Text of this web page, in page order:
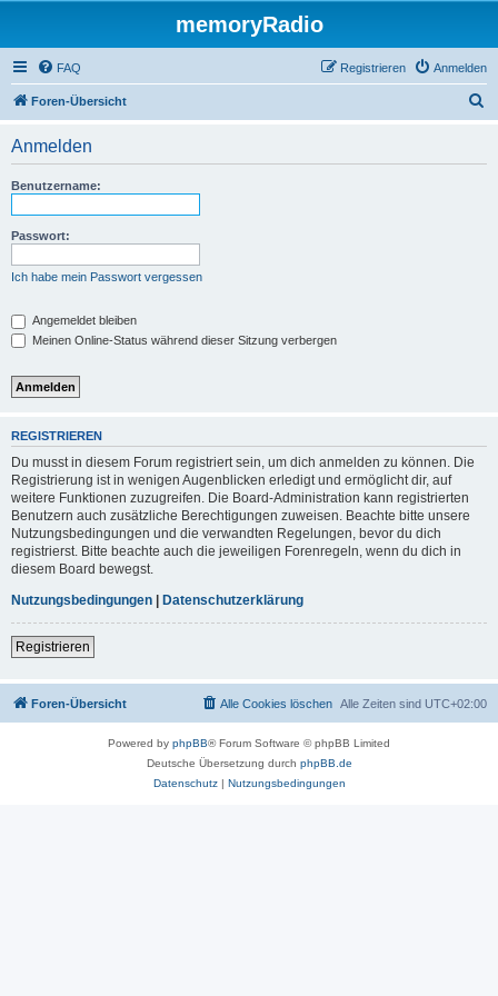
memoryRadio
FAQ Anmelden
Registrieren
Foren-Übersicht
Anmelden
Benutzername:
Passwort:
Ich habe mein Passwort vergessen
Angemeldet bleiben
Meinen Online-Status während dieser Sitzung verbergen
REGISTRIEREN
Du musst in diesem Forum registriert sein, um dich anmelden zu können. Die
Registrierung ist in wenigen Augenblicken erledigt und ermöglicht dir, auf
weitere Funktionen zuzugreifen. Die Board-Administration kann registrierten
Benutzern auch zusätzliche Berechtigungen zuweisen. Beachte bitte unsere
Nutzungsbedingungen und die verwandten Regelungen, bevor du dich
registrierst. Bitte beachte auch die jeweiligen Forenregeln, wenn du dich in
diesem Board bewegst.
Nutzungsbedingungen | Datenschutzerklärung
Registrieren
Foren-Übersicht Alle Zeiten sind UTC+02:00
Alle Cookies löschen
Powered by phpBB® Forum Software © phpBB Limited
Deutsche Übersetzung durch phpBB.de
Datenschutz| Nutzungsbedingungen